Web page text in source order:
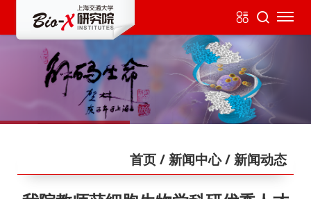
首页/ 新闻中心/ 新闻动态